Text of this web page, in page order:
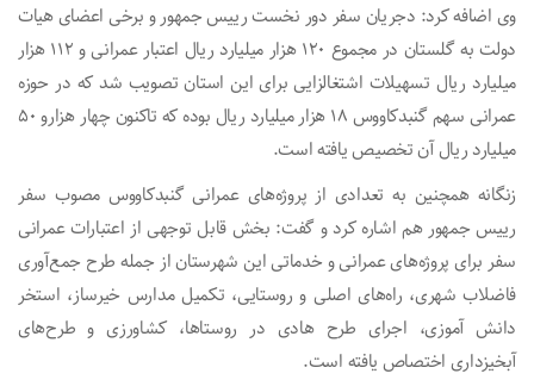
وی اضافه کرد: دجریان سفر دور نخست رییس جمهور و برخی اعضای هیات
دولت به گلستان در مجموع ۱۲۰ هزار میلیارد ریال اعتبار عمرانی و ۱۱۲ هزار
میلیارد ریال تسهیلات اشتغالزایی برای این استان تصویب شد که در حوزه
عمرانی سهم گنبدکاووس ۱۸ هزار میلیارد ریال بوده که تاکنون چهار هزارو ۵۰
میلیارد ریال آن تخصیص یافته است.
زنگانه همچنین به تعدادی از پروژه‌های عمرانی گنبدکاووس مصوب سفر
رییس جمهور هم اشاره کرد و گفت: بخش قابل توجهی از اعتبارات عمرانی
سفر برای پروژه‌های عمرانی و خدماتی این شهرستان از جمله طرح جمع‌آوری
فاضلاب شهری، راه‌های اصلی و روستایی، تکمیل مدارس خیرساز، استخر
دانش آموزی، اجرای طرح هادی در روستاها، کشاورزی و طرح‌های
آبخیزداری اختصاص یافته است.